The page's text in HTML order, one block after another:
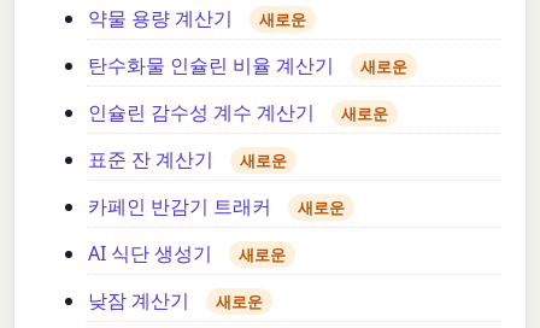
약물 용량 계산기 새로운
탄수화물 인슐린 비율 계산기 새로운
인슐린 감수성 계수 계산기 새로운
표준 잔 계산기 새로운
카페인 반감기 트래커 새로운
AI 식단 생성기 새로운
낮잠 계산기 새로운